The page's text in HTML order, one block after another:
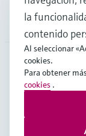
Compañía
COL•
la
contenido
Al seleccionar
cookies.
Para obtener
cookies .